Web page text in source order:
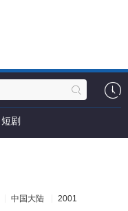
短剧
中国大陆
2001